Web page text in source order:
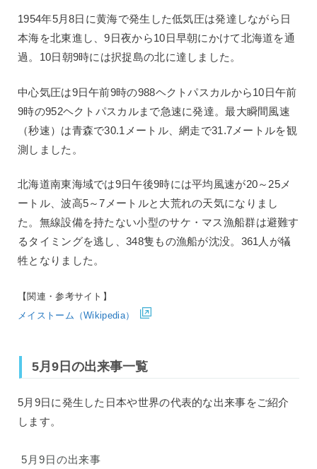
1954年5月8日に黄海で発生した低気圧は発達しながら日
本海を北東進し、9日夜から10日早朝にかけて北海道を通
過。10日朝9時には択捉島の北に達しました。
中心気圧は9日午前9時の988ヘクトパスカルから10日午前
9時の952ヘクトパスカルまで急速に発達。最大瞬間風速
（秒速）は青森で30.1メートル、網走で31.7メートルを観
測しました。
北海道南東海域では9日午後9時には平均風速が20～25メ
ートル、波高5～7メートルと大荒れの天気になりまし
た。無線設備を持たない小型のサケ・マス漁船群は避難す
るタイミングを逃し、348隻もの漁船が沈没。361人が犠
牲となりました。
【関連・参考サイト】
メイストーム（Wikipedia）
5月9日の出来事一覧
5月9日に発生した日本や世界の代表的な出来事をご紹介
します。
5月9日の出来事